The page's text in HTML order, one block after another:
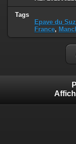
Tags
Epave du
France,